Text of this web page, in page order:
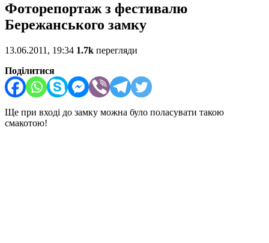
Фоторепортаж з фестивалю
Бережанського замку
13.06.2011, 19:34 1.7k перегляди
Поділитися
Ще при вході до замку можна було поласувати такою
смакотою!